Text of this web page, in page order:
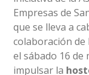
Empresas de
que se lleva a
colaboración
el sábado 16 de
impulsar la